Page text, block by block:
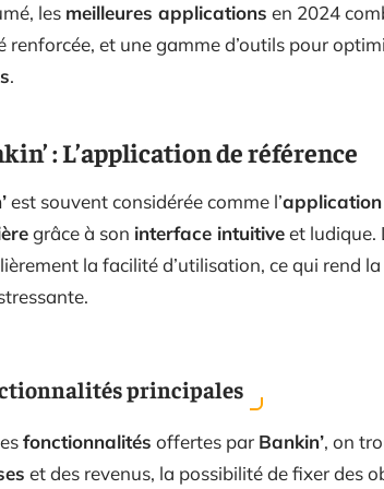
les meilleures applications en 2024
renforcée, et une gamme d’outils pour
.
: L’application de référence
est souvent considérée comme l’
grâce à son interface intuitiveet ludique.
la facilité d’utilisation, ce qui rend la
principales
fonctionnalités offertes par Bankin’, on
et des revenus, la possibilité de fixer des